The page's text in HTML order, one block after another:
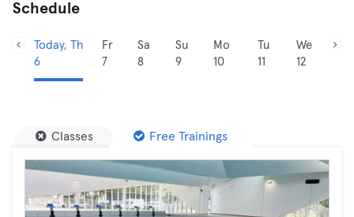
Schedule
Today, Th
6
Fr
7
Sa
8
Su
9
Mo
10
Tu
11
We
12
Classes Free Trainings